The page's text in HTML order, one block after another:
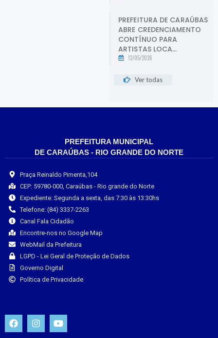
PREFEITURA DE CARAÚBAS
ABRE CREDENCIAMENTO
CONTÍNUO PARA
ARTISTAS LOCA...
12/05/2026
Ver todas
PREFEITURA MUNICIPAL
DE CARAÚBAS - RIO GRANDE DO NORTE
Praça Reinaldo Pimenta,104
CEP: 59780-000, Caraúbas - Rio grande do Norte
Expediente: Segunda a sexta, das 7:30 às 13:30hs
Telefone: (84) 3337-2263
Canal Fala Cidadão
Encontre-nos no Google Map
WebMail da Prefeitura
LGPD - Lei Geral de Proteção de Dados
Governo Digital
Política de Privacidade